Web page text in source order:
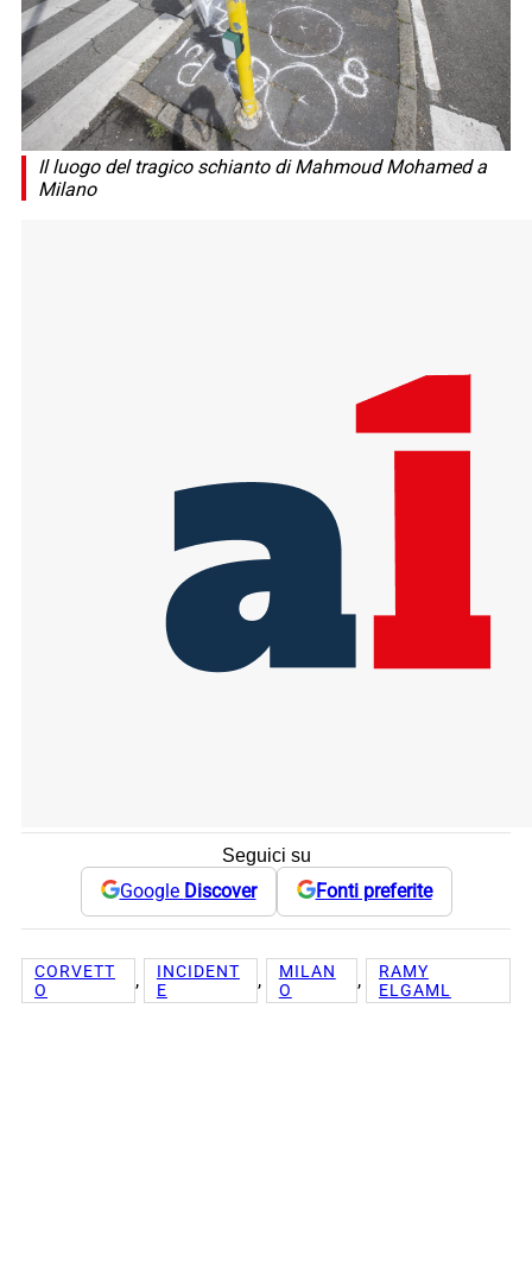
Il luogo del tragico schianto di Mahmoud Mohamed a
Milano
Seguici su
Google Discover Fonti preferite
CORVETT
O
,
INCIDENT
E
,
MILAN
O
,
RAMY
ELGAML